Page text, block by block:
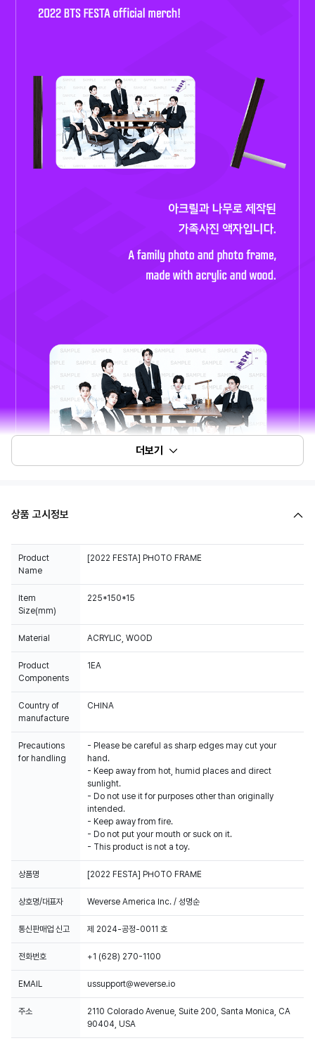
더보기
상품 고시정보
Product
Name
[2022 FESTA] PHOTO FRAME
Item
Size(mm)
225*150*15
Material ACRYLIC, WOOD
Product
Components
1EA
Country of
manufacture
CHINA
Precautions
for handling
- Please be careful as sharp edges may cut your
hand.
- Keep away from hot, humid places and direct
sunlight.
- Do not use it for purposes other than originally
intended.
- Keep away from fire.
- Do not put your mouth or suck on it.
- This product is not a toy.
상품명 [2022 FESTA] PHOTO FRAME
상호명/대표자 Weverse America Inc. / 성명순
통신판매업 신고 제 2024-공정-0011 호
전화번호 +1 (628) 270-1100
EMAIL ussupport@weverse.io
주소
2110 Colorado Avenue, Suite 200, Santa Monica, CA
90404, USA